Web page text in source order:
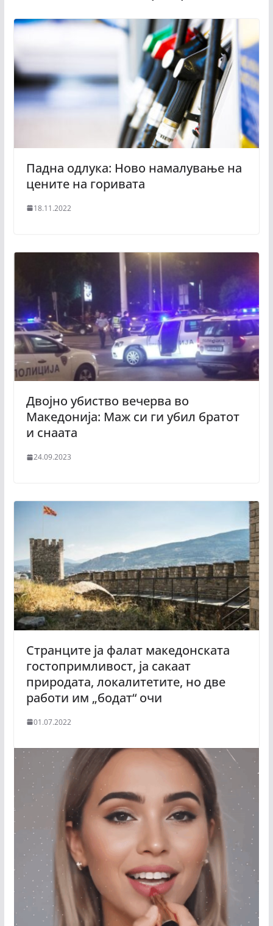
Падна одлука: Ново намалување на
цените на горивата
18.11.2022
Двојно убиство вечерва во
Македонија: Маж си ги убил братот
и снаата
24.09.2023
Странците ја фалат македонската
гостопримливост, ја сакаат
природата, локалитетите, но две
работи им „бодат“ очи
01.07.2022